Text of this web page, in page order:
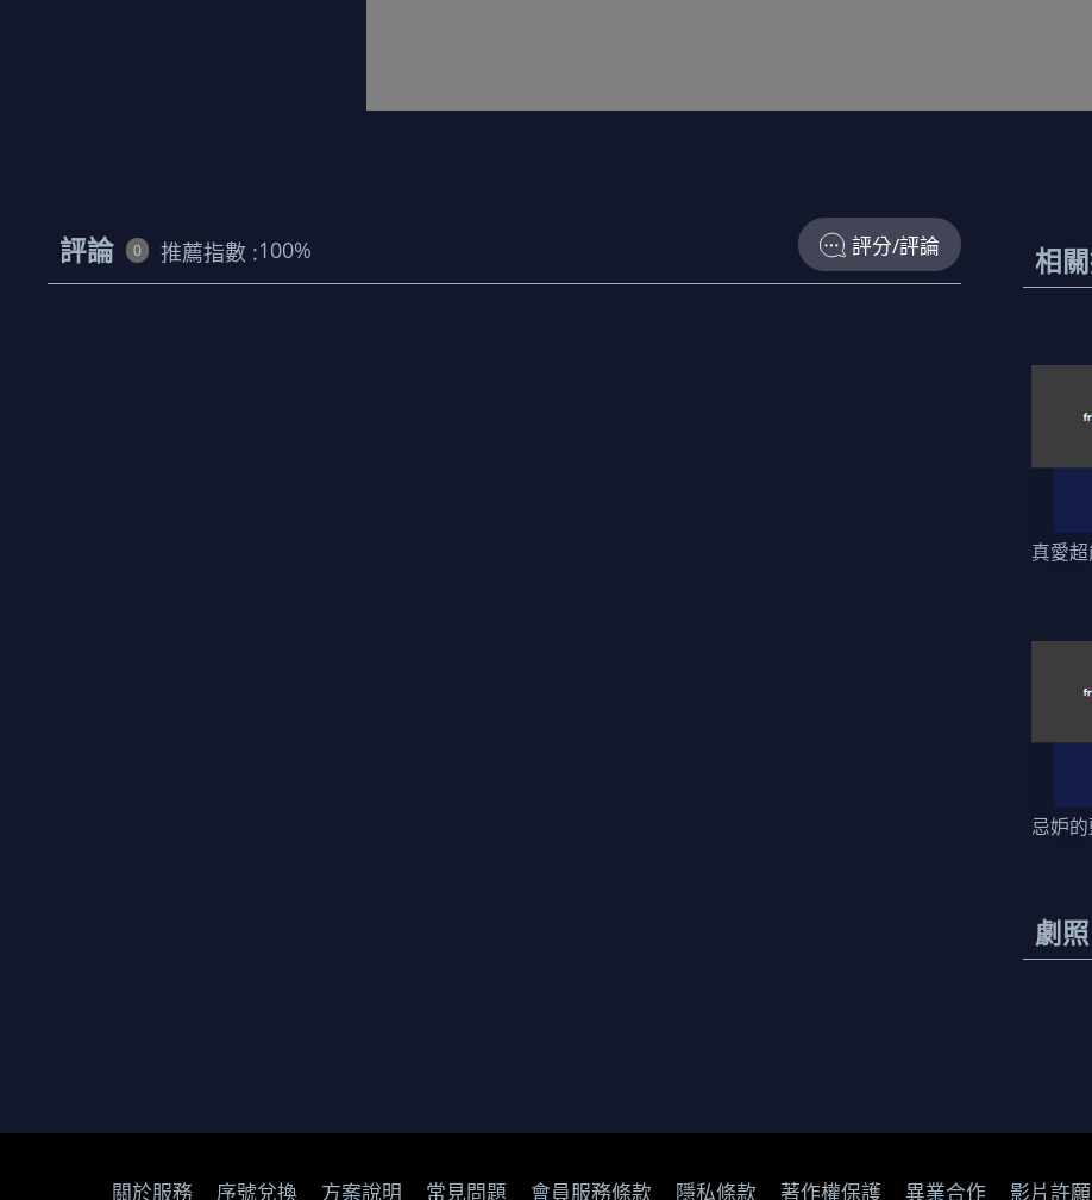
評論 0 推薦指數 :100% 評分/評論 相
真愛
忌妒
劇照
關於服務 序號兌換 方案說明 常見問題 會員服務條款 隱私條款 著作權保護 異業合作 影片許